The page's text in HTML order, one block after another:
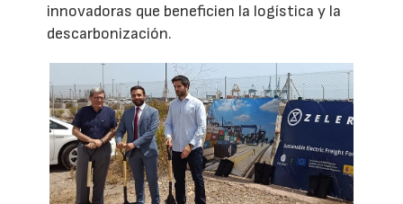
innovadoras que beneficien la logística y la
descarbonización.